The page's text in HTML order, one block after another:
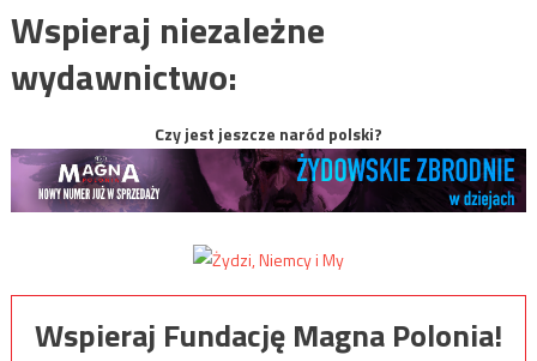
Wspieraj niezależne
wydawnictwo:
Czy jest jeszcze naród polski?
Wspieraj Fundację Magna Polonia!